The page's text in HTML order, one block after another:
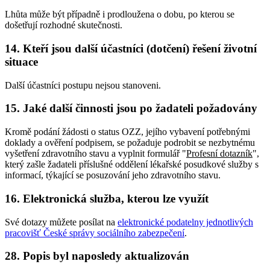
Lhůta může být případně i prodloužena o dobu, po kterou se
došetřují rozhodné skutečnosti.
14. Kteří jsou další účastníci (dotčení) řešení životní
situace
Další účastníci postupu nejsou stanoveni.
15. Jaké další činnosti jsou po žadateli požadovány
Kromě podání žádosti o status OZZ, jejího vybavení potřebnými
doklady a ověření podpisem, se požaduje podrobit se nezbytnému
vyšetření zdravotního stavu a vyplnit formulář "Profesní dotazník",
který zašle žadateli příslušné oddělení lékařské posudkové služby s
informací, týkající se posuzování jeho zdravotního stavu.
16. Elektronická služba, kterou lze využít
Své dotazy můžete posílat na elektronické podatelny jednotlivých
pracovišť České správy sociálního zabezpečení.
28. Popis byl naposledy aktualizován